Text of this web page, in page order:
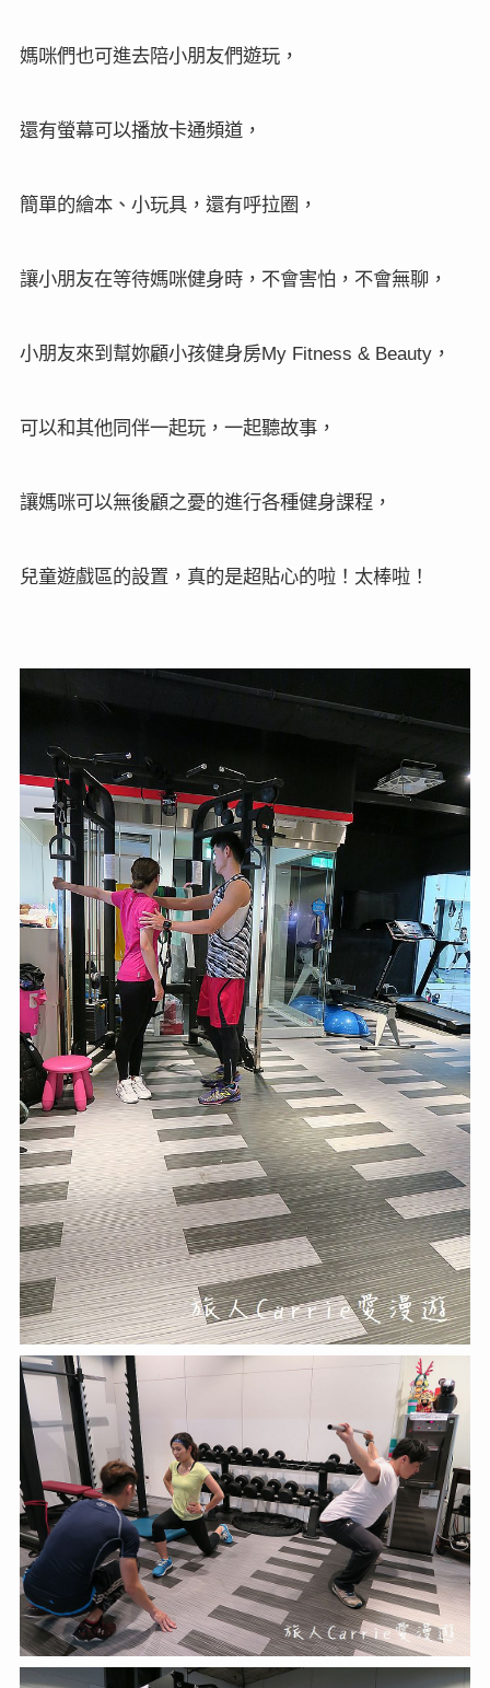
媽咪們也可進去陪小朋友們遊玩，
還有螢幕可以播放卡通頻道，
簡單的繪本、小玩具，還有呼拉圈，
讓小朋友在等待媽咪健身時，不會害怕，不會無聊，
小朋友來到幫妳顧小孩健身房My Fitness & Beauty，
可以和其他同伴一起玩，一起聽故事，
讓媽咪可以無後顧之憂的進行各種健身課程，
兒童遊戲區的設置，真的是超貼心的啦！太棒啦！